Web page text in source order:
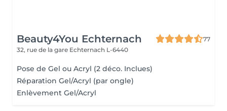
Beauty4You Echternach
77
32, rue de la gare Echternach L-6440
Pose de Gel ou Acryl (2 déco. Inclues)
Réparation Gel/Acryl (par ongle)
Enlèvement Gel/Acryl